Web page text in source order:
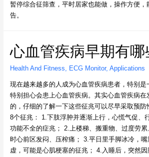
暂停综合征筛查，平时居家也能做，操作方便，
告。
心血管疾病早期有哪
Health And Fitness ECG Monitor, Applications
现在越来越多的人成为心血管疾病患者，特别是
特别担心会患上心血管疾病。其实心血管疾病在
的，仔细的了解一下这些征兆可以尽早采取预防
8个征兆： 1.下肢浮肿并逐渐上行，心慌气促、
功能不全的症兆； 2.上楼梯、搬重物、过度劳
时心前区发闷、压榨痛； 3.平日里手脚冰冷，
虚，可能是心肌梗塞的征兆； 4.入睡后，突然